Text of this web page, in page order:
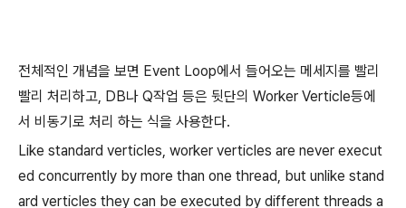
전체적인 개념을 보면 Event Loop에서 들어오는 메세지를 빨리
빨리 처리하고, DB나 Q작업 등은 뒷단의 Worker Verticle등에
서 비동기로 처리 하는 식을 사용한다.
Like standard verticles, worker verticles are never execut
ed concurrently by more than one thread, but unlike stand
ard verticles they can be executed by different threads a